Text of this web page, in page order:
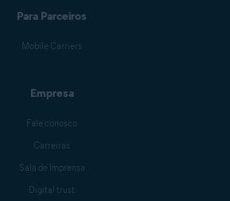
Para Parceiros
Mobile Carriers
Empresa
Fale conosco
Carreiras
Sala de Imprensa
Digital trust